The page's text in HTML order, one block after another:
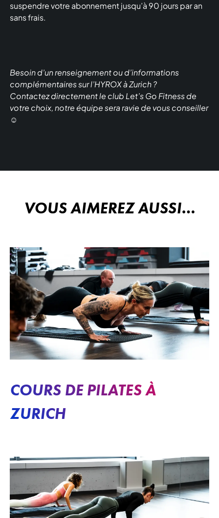
suspendre votre abonnement jusqu’à 90 jours par an
sans frais.
Besoin d’un renseignement ou d’informations
complémentaires sur l’HYROX à Zurich ?
Contactez directement le club Let’s Go Fitness de
votre choix, notre équipe sera ravie de vous conseiller
☺️
VOUS AIMEREZ AUSSI…
COURS DE PILATES À
ZURICH